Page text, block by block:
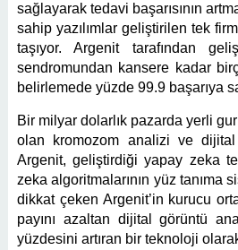
sağlayarak tedavi başarısının
sahip yazılımlar geliştirilen tek
taşıyor. Argenit tarafından
sendromundan kansere kadar
belirlemede yüzde 99.9 başarıya
Bir milyar dolarlık pazarda yerli
olan kromozom analizi ve
Argenit, geliştirdiği yapay zeka
zeka algoritmalarının yüz tanıma
dikkat çeken Argenit’in kurucu
payını azaltan dijital görüntü
yüzdesini artıran bir teknoloji